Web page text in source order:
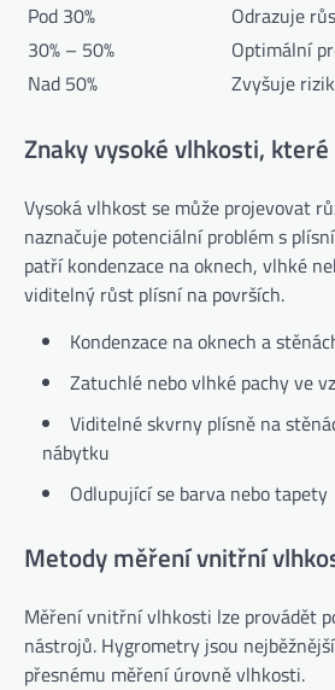
Pod 30%
Odrazuje
30% – 50%
Optimální
Nad 50%
Zvyšuje
Znaky vysoké vlhkosti,
Vysoká vlhkost se může projevovat
naznačuje potenciální problém s
patří kondenzace na oknech, vlhké
viditelný růst plísní na površích.
Kondenzace na oknech a
Zatuchlé nebo vlhké pachy ve
Viditelné skvrny plísně na
nábytku
Odlupující se barva nebo tapety
Metody měření vnitřní
Měření vnitřní vlhkosti lze provádět
nástrojů. Hygrometry jsou
přesnému měření úrovně vlhkosti.